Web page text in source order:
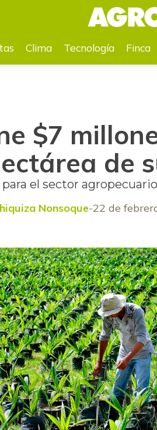
una hectárea de su cultivo
Clima Tecnología Finca
$7
de
el sector
Nonsoque 22 de